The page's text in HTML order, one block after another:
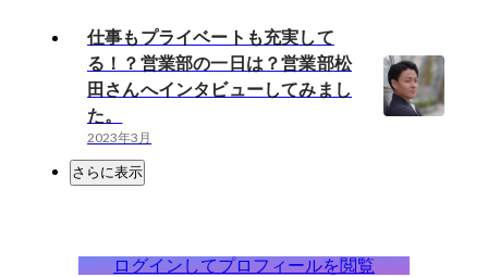
仕事もプライベートも充実して
る！？営業部の一日は？営業部松
田さんへインタビューしてみまし
た。
2023年3月
さらに表示
ログインしてプロフィールを閲覧